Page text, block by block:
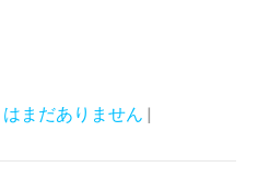
まだありません |